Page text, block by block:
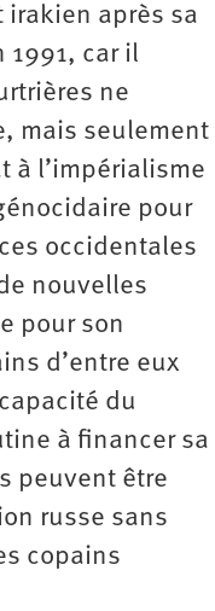
irakien après sa
1991, car il
ne
mais seulement
à l’impérialisme
pour
occidentales
nouvelles
pour son
d’entre eux
du
à financer sa
peuvent être
russe sans
copains